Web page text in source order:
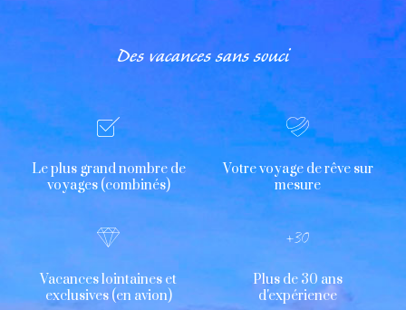
Des vacances sans souci
Le plus grand nombre de
voyages (combinés)
Votre voyage de rêve sur
mesure
Vacances lointaines et
exclusives (en avion)
Plus de 30 ans
d'expérience